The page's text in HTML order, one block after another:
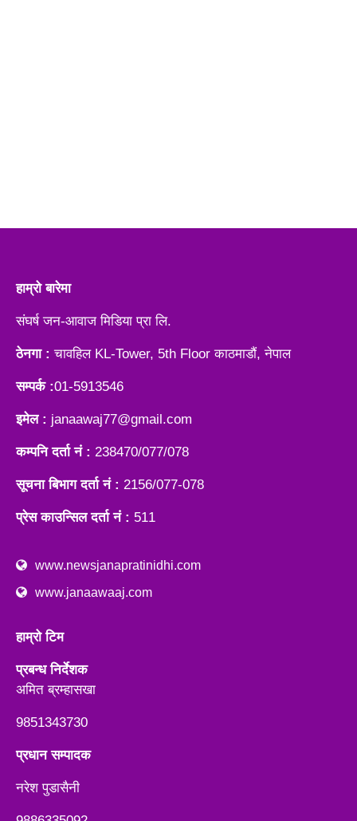
हाम्रो बारेमा
संघर्ष जन-आवाज मिडिया प्रा लि.
ठेनगा : चावहिल KL-Tower, 5th Floor काठमाडौं, नेपाल
सम्पर्क :01-5913546
इमेल : janaawaj77@gmail.com
कम्पनि दर्ता नं : 238470/077/078
सूचना बिभाग दर्ता नं : 2156/077-078
प्रेस काउन्सिल दर्ता नं : 511
www.newsjanapratinidhi.com
www.janaawaaj.com
हाम्रो टिम
प्रबन्ध निर्देशक
अमित ब्रम्हासखा
9851343730
प्रधान सम्पादक
नरेश पुडासैनी